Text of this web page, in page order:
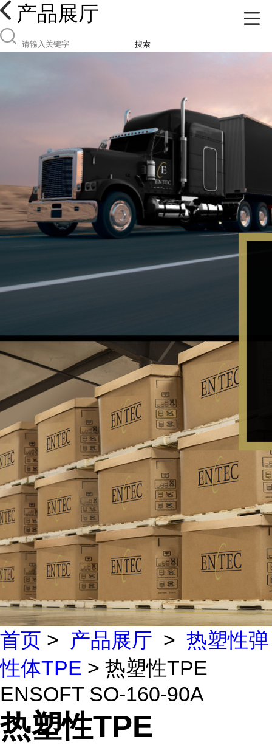
产品展厅
搜索
首页 > 产品展厅 > 热塑性弹
性体TPE > 热塑性TPE
ENSOFT SO-160-90A
热塑性TPE